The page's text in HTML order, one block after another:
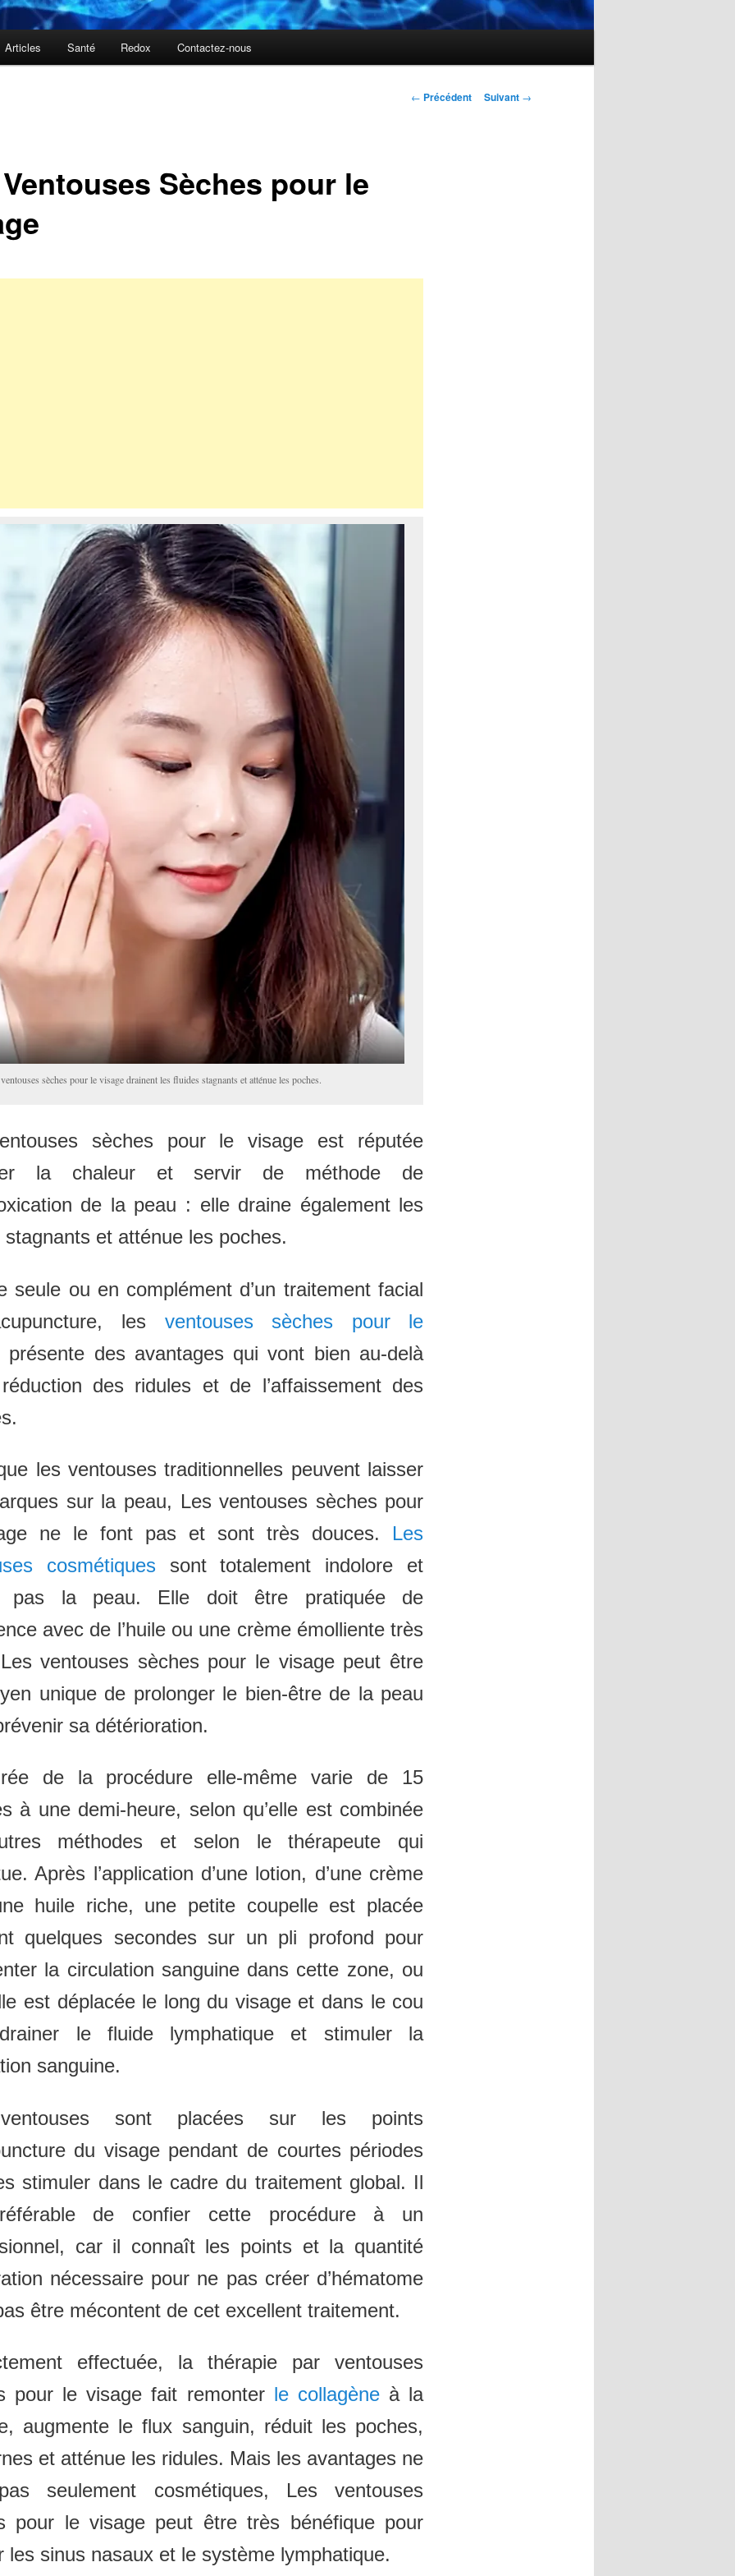
Articles Santé Redox Contactez-nous
Navigation
← Précédent Suivant →
Sèches pour le
sèches pour le visage drainent les fluides stagnants et atténue les poches.
sèches pour le visage est réputée
la chaleur et servir de méthode de
de la peau : elle draine également les
stagnants et atténue les poches.
seule ou en complément d’un traitement facial
les ventouses sèches pour le
présente des avantages qui vont bien au-delà
des ridules et de l’affaissement des
les ventouses traditionnelles peuvent laisser
sur la peau, Les ventouses sèches pour
ne le font pas et sont très douces. Les
cosmétiquessont totalement indolore et
pas la peau. Elle doit être pratiquée de
avec de l’huile ou une crème émolliente très
ventouses sèches pour le visage peut être
unique de prolonger le bien-être de la peau
sa détérioration.
de la procédure elle-même varie de 15
à une demi-heure, selon qu’elle est combinée
méthodes et selon le thérapeute qui
Après l’application d’une lotion, d’une crème
huile riche, une petite coupelle est placée
quelques secondes sur un pli profond pour
la circulation sanguine dans cette zone, ou
est déplacée le long du visage et dans le cou
le fluide lymphatique et stimuler la
sanguine.
sont placées sur les points
du visage pendant de courtes périodes
stimuler dans le cadre du traitement global. Il
de confier cette procédure à un
car il connaît les points et la quantité
nécessaire pour ne pas créer d’hématome
être mécontent de cet excellent traitement.
effectuée, la thérapie par ventouses
pour le visage fait remonter le collagèneà la
augmente le flux sanguin, réduit les poches,
et atténue les ridules. Mais les avantages ne
seulement cosmétiques, Les ventouses
pour le visage peut être très bénéfique pour
les sinus nasaux et le système lymphatique.